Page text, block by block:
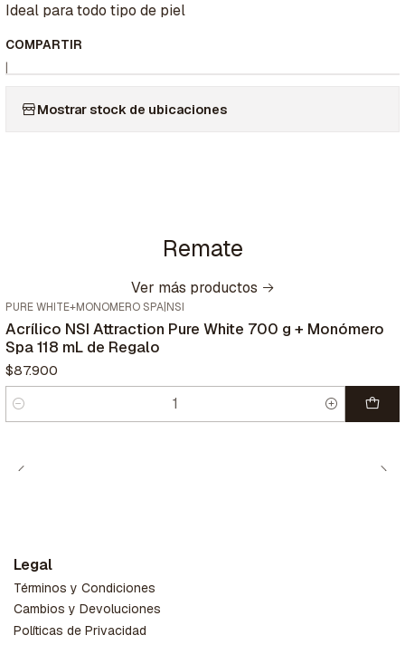
Ideal para todo tipo de piel
COMPARTIR
|
Mostrar stock de ubicaciones
Remate
Ver más productos
PURE WHITE+MONOMERO SPA NSI
Acrílico NSI Attraction Pure White 700 g + Monómero
Spa 118 mL de Regalo
$87.900
Cantidad
Legal
Términos y Condiciones
Cambios y Devoluciones
Políticas de Privacidad